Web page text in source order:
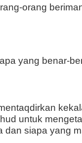
orang
yang benar-
untuk
dan siapa yang